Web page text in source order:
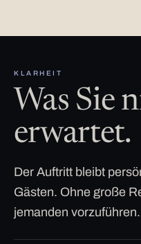
KLARHEIT
Was Sie
erwartet.
Der Auftritt bleibt
Gästen. Ohne große
jemanden vorzuführen.